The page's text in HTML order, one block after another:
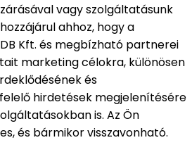
vagy szolgáltatásunk
ahhoz, hogy a
Kft. és megbízható partnerei
marketing célokra, különösen
és
hirdetések megjelenítésére
is. Az Ön
és bármikor visszavonható.